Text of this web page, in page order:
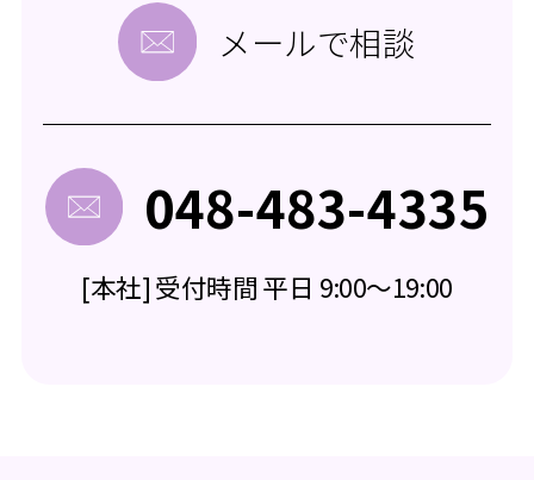
メールで相談
048-483-4335
[本社] 受付時間 平日 9:00～19:00